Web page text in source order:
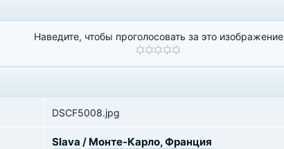
Наведите, чтобы проголосовать за это изображение
DSCF5008.jpg
Slava / Монте-Карло, Франция